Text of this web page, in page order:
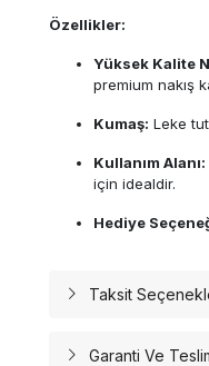
Özellikler:
Yüksek Kalite
premium nakış
Kumaş: Leke
Kullanım Alanı:
için idealdir.
Hediye
Taksit
Garanti Ve